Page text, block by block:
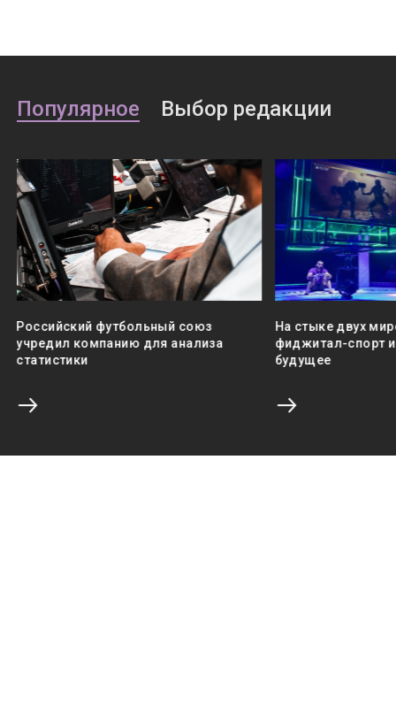
Популярное Выбор редакции
Российский футбольный союз
учредил компанию для анализа
статистики
На стыке двух
фиджитал-спорт
будущее